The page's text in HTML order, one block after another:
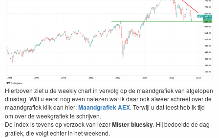
Hier­boven ziet u de week­ly chart in ver­volg op de maand­grafiek van afgelopen
dins­dag. Wilt u eerst nog even nalezen wat ik daar ook alweer schreef over de
maand­grafiek klik dan hier:Maand­grafiekAEX. Ter­wi­jl u dat leest heb ik tijd
om over de week­grafiek te schri­jven.
De index is tevens op ver­zoek van lez­erMis­ter bluesky. Hij bedoelde de dag­
grafiek, die vol­gt echter in het weekend.